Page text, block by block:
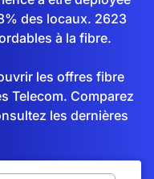
des locaux. 2623
à la fibre.
les offres fibre
Telecom. Comparez
les dernières